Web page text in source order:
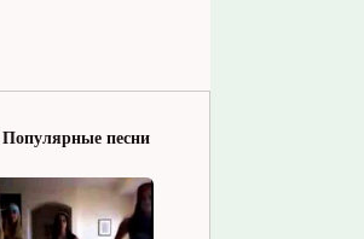
Популярные песни